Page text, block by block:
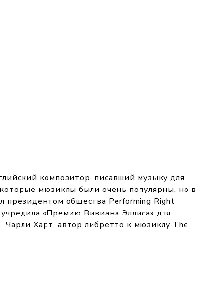
композитор, писавший музыку для
мюзиклы были очень популярны, но в
президентом общества Performing Right
«Премию Вивиана Эллиса» для
Харт, автор либретто к мюзиклу The